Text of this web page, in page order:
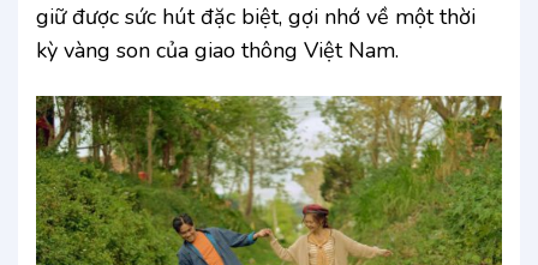
giữ được sức hút đặc biệt, gợi nhớ về một thời
kỳ vàng son của giao thông Việt Nam.